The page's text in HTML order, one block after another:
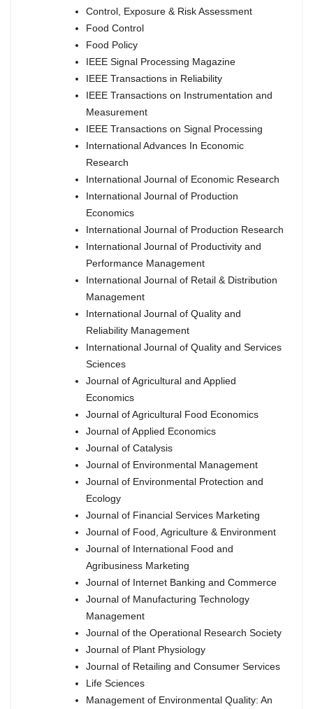
Control, Exposure & Risk Assessment
Food Control
Food Policy
IEEE Signal Processing Magazine
IEEE Transactions in Reliability
IEEE Transactions on Instrumentation and
Measurement
IEEE Transactions on Signal Processing
International Advances In Economic
Research
International Journal of Economic Research
International Journal of Production
Economics
International Journal of Production Research
International Journal of Productivity and
Performance Management
International Journal of Retail & Distribution
Management
International Journal of Quality and
Reliability Management
International Journal of Quality and Services
Sciences
Journal of Agricultural and Applied
Economics
Journal of Agricultural Food Economics
Journal of Applied Economics
Journal of Catalysis
Journal of Environmental Management
Journal of Environmental Protection and
Ecology
Journal of Financial Services Marketing
Journal of Food, Agriculture & Environment
Journal of International Food and
Agribusiness Marketing
Journal of Internet Banking and Commerce
Journal of Manufacturing Technology
Management
Journal of the Operational Research Society
Journal of Plant Physiology
Journal of Retailing and Consumer Services
Life Sciences
Management of Environmental Quality: An